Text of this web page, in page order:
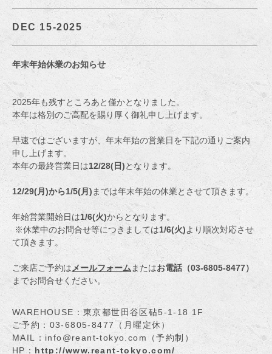
DEC 15-2025
年末年始休業のお知らせ
2025年も残すところあと僅かとなりました。
本年は格別のご高配を賜り厚く御礼申し上げます。
早速ではございますが、年末年始の営業日を下記の通りご案内
申し上げます。
本年の最終営業日は12/28(日)となります。
12/29(月)から1/5(月)までは年末年始の休業とさせて頂きます。
年始営業開始日は1/6(火)からとなります。
※休業中のお問合せ等につきましては1/6(火)より順次対応させ
て頂きます。
ご来店ご予約はメールフォームまたはお電話（03-6805-8477）
までお問合せください。
WAREHOUSE：東京都世田谷区砧5-1-18 1F
ご予約：03-6805-8477（月曜定休）
MAIL：info@reant-tokyo.com（予約制）
HP： http://www.reant-tokyo.com/